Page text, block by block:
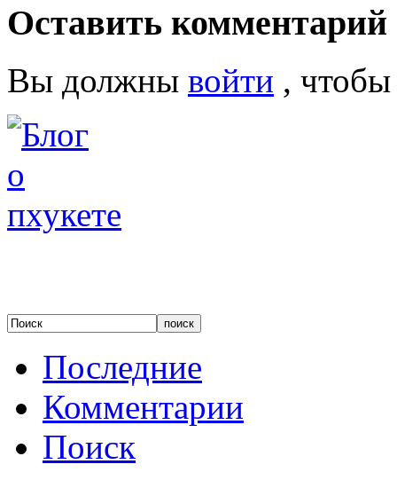
Оставить комментарий
Вы должны войти ,
Последние
Комментарии
Поиск